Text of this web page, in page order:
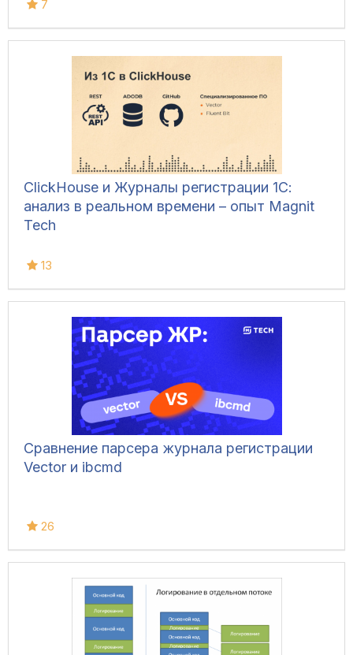
7
ClickHouse и Журналы регистрации 1С:
анализ в реальном времени – опыт Magnit
Tech
13
Сравнение парсера журнала регистрации
Vector и ibcmd
26